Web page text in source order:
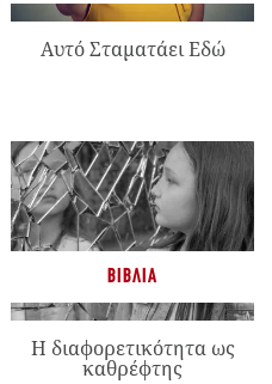
Αυτό Σταματάει Εδώ
ΒΙΒΛΊΑ
Η διαφορετικότητα ως
καθρέφτης